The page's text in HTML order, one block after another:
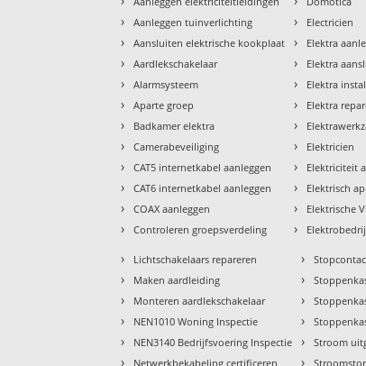
› Aanleggen tuinverlichting
› Aansluiten elektrische kookplaat
› Aardlekschakelaar
› Alarmsysteem
› Aparte groep
› Badkamer elektra
› Camerabeveiliging
› CAT5 internetkabel aanleggen
› CAT6 internetkabel aanleggen
› COAX aanleggen
› Controleren groepsverdeling
› Electricien
› Elektra
› Elektra
› Elektra
› Elektra
›
› Elektricien
› Elektriciteit
› Elektrisch
› Elektrische
›
› Lichtschakelaars repareren
› Maken aardleiding
› Monteren aardlekschakelaar
› NEN1010 Woning Inspectie
› NEN3140 Bedrijfsvoering Inspectie
› Netwerkbekabeling certificeren
›
›
›
›
› Stroom
›